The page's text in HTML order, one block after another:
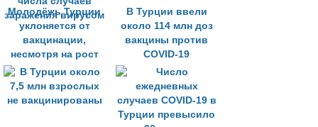
Молодёжь Турции
уклоняется от
вакцинации,
несмотря на рост
числа случаев
заражения вирусом
В Турции ввели
около 114 млн доз
вакцины против
COVID-19